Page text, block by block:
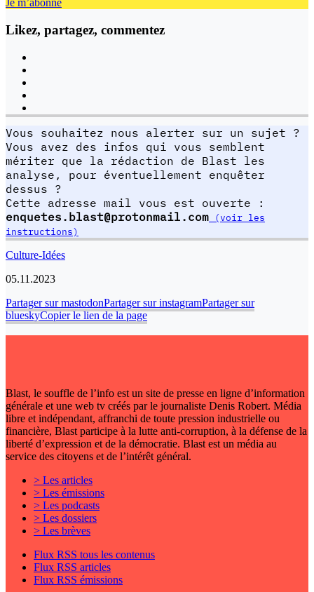
Je m’abonne
Likez, partagez, commentez
Vous souhaitez nous alerter sur un sujet ?
Vous avez des infos qui vous semblent
mériter que la rédaction de Blast les
analyse, pour éventuellement enquêter
dessus ?
Cette adresse mail vous est ouverte :
enquetes.blast@protonmail.com (voir les
instructions)
Culture-Idées
05.11.2023
Partager sur mastodonPartager sur instagramPartager sur
blueskyCopier le lien de la page
Blast, le souffle de l’info est un site de presse en ligne d’information
générale et une web tv créés par le journaliste Denis Robert. Média
libre et indépendant, affranchi de toute pression industrielle ou
financière, Blast participe à la lutte anti-corruption, à la défense de la
liberté d’expression et de la démocratie. Blast est un média au
service des citoyens et de l’intérêt général.
> Les articles
> Les émissions
> Les podcasts
> Les dossiers
> Les brèves
Flux RSS tous les contenus
Flux RSS articles
Flux RSS émissions